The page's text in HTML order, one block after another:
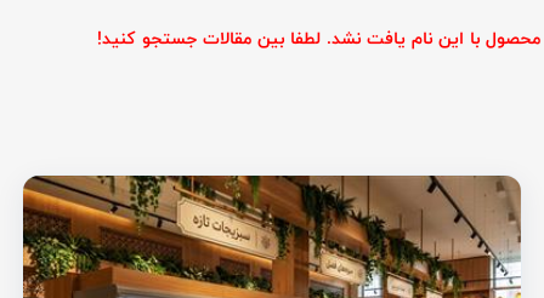
محصول با این نام یافت نشد. لطفا بین مقالات جستجو کنید!